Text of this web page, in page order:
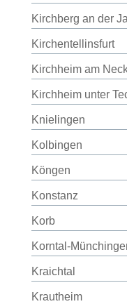
Kirchberg an der
Kirchentellinsfurt
Kirchheim am
Kirchheim unter
Knielingen
Kolbingen
Köngen
Konstanz
Korb
Korntal-
Kraichtal
Krautheim